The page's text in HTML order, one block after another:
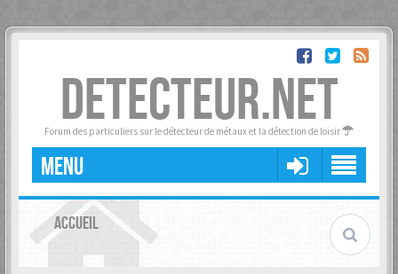
DETECTEUR.NET
Forum des particuliers sur le détecteur de métaux et la détection de loisir
MENU
ACCUEIL